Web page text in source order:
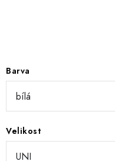
Barva
Velikost